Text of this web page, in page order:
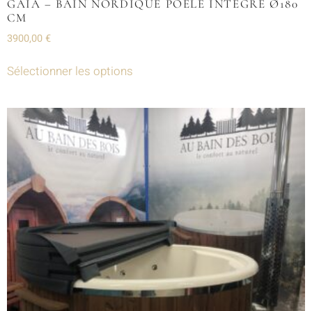
GAIA – BAIN NORDIQUE POÊLE INTÉGRÉ Ø180
CM
3900,00€
Sélectionner les options